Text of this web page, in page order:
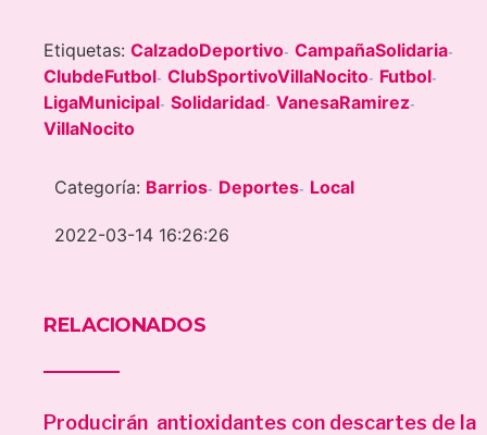
Etiquetas: CalzadoDeportivo- CampañaSolidaria-
ClubdeFutbol- ClubSportivoVillaNocito- Futbol-
LigaMunicipal- Solidaridad- VanesaRamirez-
VillaNocito
Categoría: Barrios- Deportes- Local
2022-03-14 16:26:26
RELACIONADOS
Producirán antioxidantes con descartes de la